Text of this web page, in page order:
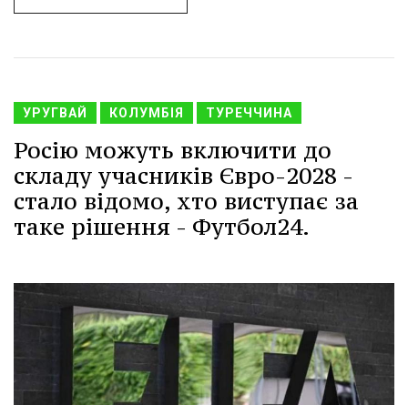
УРУГВАЙ КОЛУМБІЯ ТУРЕЧЧИНА
Росію можуть включити до
складу учасників Євро-2028 -
стало відомо, хто виступає за
таке рішення - Футбол24.